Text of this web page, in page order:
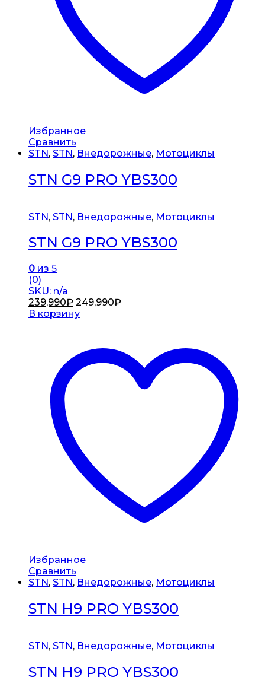
Избранное
Сравнить
STN, STN, Внедорожные, Мотоциклы
STN G9 PRO YBS300
STN, STN, Внедорожные, Мотоциклы
STN G9 PRO YBS300
0 из 5
(0)
SKU: n/a
239,990₽ 249,990₽
В корзину
Избранное
Сравнить
STN , STN , Внедорожные, Мотоциклы
STN H9 PRO YBS300
STN , STN , Внедорожные, Мотоциклы
STN H9 PRO YBS300